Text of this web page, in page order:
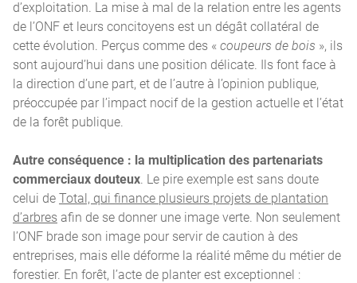
d’exploitation. La mise à mal de la relation entre les agents
de l’ONF et leurs concitoyens est un dégât collatéral de
cette évolution. Perçus comme des «coupeurs de bois », ils
sont aujourd’hui dans une position délicate. Ils font face à
la direction d’une part, et de l’autre à l’opinion publique,
préoccupée par l’impact nocif de la gestion actuelle et l’état
de la forêt publique.
Autre conséquence : la multiplication des partenariats
commerciaux douteux . Le pire exemple est sans doute
celui deTotal, qui finance plusieurs projets de plantation
d’arbresafin de se donner une image verte. Non seulement
l’ONF brade son image pour servir de caution à des
entreprises, mais elle déforme la réalité même du métier de
forestier. En forêt, l’acte de planter est exceptionnel :